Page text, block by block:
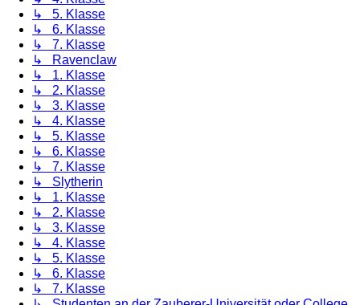
↳ 5. Klasse
↳ 6. Klasse
↳ 7. Klasse
↳ Ravenclaw
↳ 1. Klasse
↳ 2. Klasse
↳ 3. Klasse
↳ 4. Klasse
↳ 5. Klasse
↳ 6. Klasse
↳ 7. Klasse
↳ Slytherin
↳ 1. Klasse
↳ 2. Klasse
↳ 3. Klasse
↳ 4. Klasse
↳ 5. Klasse
↳ 6. Klasse
↳ 7. Klasse